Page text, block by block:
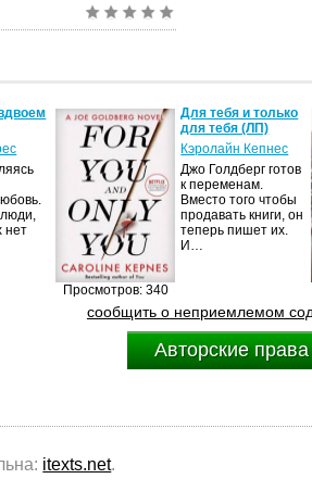
люди,
нет
Просмотров: 340
Для тебя и только
для тебя (ЛП)
Кэролайн Кепнес
Джо Голдберг готов
к переменам.
Вместо того чтобы
продавать книги, он
теперь пишет их.
И…
сообщить о неприемлемом
Авторские права
itexts.net.